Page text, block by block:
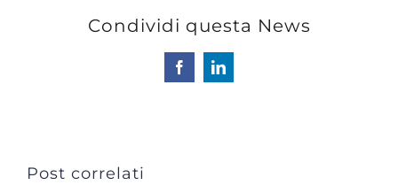
Condividi questa News
FacebookLinkedIn
Post correlati